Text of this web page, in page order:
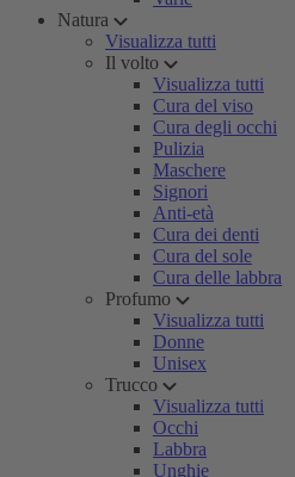
Natura
Visualizza tutti
Il volto
Visualizza tutti
Cura del viso
Cura degli occhi
Pulizia
Maschere
Signori
Anti-età
Cura dei denti
Cura del sole
Cura delle labbra
Profumo
Visualizza tutti
Donne
Unisex
Trucco
Visualizza tutti
Occhi
Labbra
Unghie